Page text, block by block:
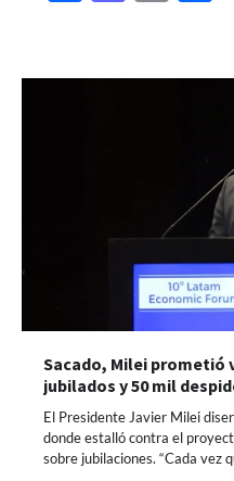
Sacado, Milei prometió
jubilados y 50 mil
El Presidente Javier Milei
donde estalló contra el
sobre jubilaciones. “Cada vez